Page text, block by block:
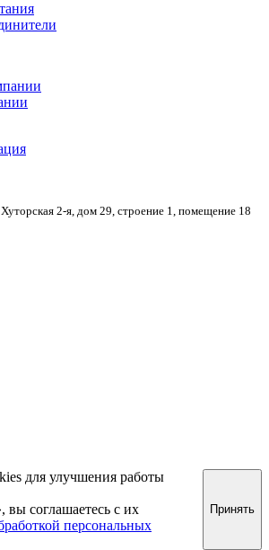
2-я, дом 29, строение 1, помещение 18
для улучшения работы
соглашаетесь с их
персональных
Принять